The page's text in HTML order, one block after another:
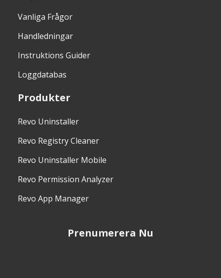
Vanliga Frågor
Handledningar
Instruktions Guider
Loggdatabas
Produkter
Revo Uninstaller
Revo Registry Cleaner
Revo Uninstaller Mobile
Revo Permission Analyzer
Revo App Manager
Prenumerera Nu